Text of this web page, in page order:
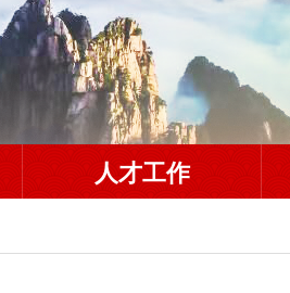
人才工作